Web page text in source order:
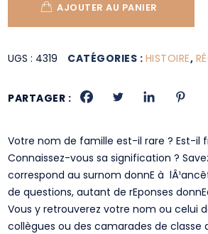
AJOUTER AU PANIER
UGS : 4319 CATÉGORIES : HISTOIRE,
PARTAGER :
Votre nom de famille est-il rare ? Est-il
Connaissez-vous sa signification ?
correspond au surnom donnE à
de questions, autant de rEponses
Vous y retrouverez votre nom ou celui
collègues ou des camarades de classe